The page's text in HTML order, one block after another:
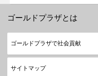
ゴールドプラザとは
ゴールドプラザで社会貢献
サイトマップ